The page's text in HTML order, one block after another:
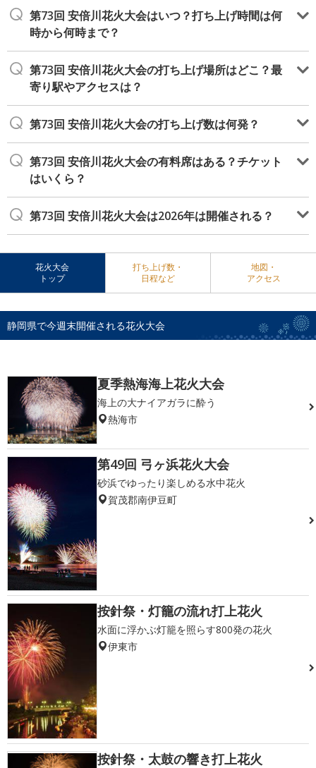
第73回 安倍川花火大会はいつ？打ち上げ時間は何
時から何時まで？
第73回 安倍川花火大会の打ち上げ場所はどこ？最
寄り駅やアクセスは？
第73回 安倍川花火大会の打ち上げ数は何発？
第73回 安倍川花火大会の有料席はある？チケット
はいくら？
第73回 安倍川花火大会は2026年は開催される？
花火大会
トップ
打ち上げ数・
日程など
地図・
アクセス
静岡県で今週末開催される花火大会
夏季熱海海上花火大会
海上の大ナイアガラに酔う
熱海市
第49回 弓ヶ浜花火大会
砂浜でゆったり楽しめる水中花火
賀茂郡南伊豆町
按針祭・灯籠の流れ打上花火
水面に浮かぶ灯籠を照らす800発の花火
伊東市
按針祭・太鼓の響き打上花火